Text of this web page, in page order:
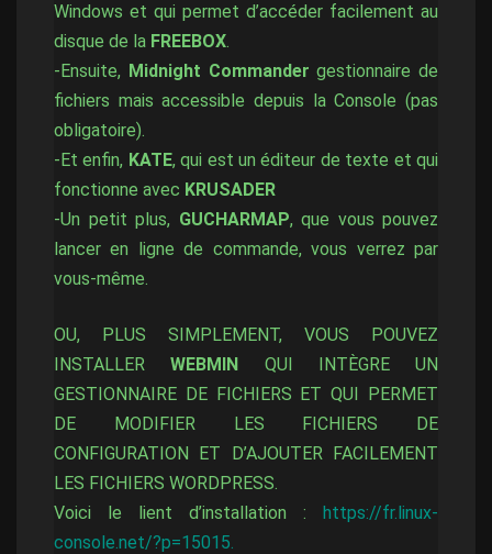
Windows et qui permet d’accéder facilement au
disque de la FREEBOX.
-Ensuite, Midnight Commander gestionnaire de
fichiers mais accessible depuis la Console (pas
obligatoire).
-Et enfin, KATE, qui est un éditeur de texte et qui
fonctionne avec KRUSADER
-Un petit plus, GUCHARMAP, que vous pouvez
lancer en ligne de commande, vous verrez par
vous-même.
OU, PLUS SIMPLEMENT, VOUS POUVEZ
INSTALLERWEBMIN QUI INTÈGRE UN
GESTIONNAIRE DE FICHIERS ET QUI PERMET
DE MODIFIER LES FICHIERS DE
CONFIGURATION ET D’AJOUTER FACILEMENT
LES FICHIERS WORDPRESS.
Voici le lient d’installation : https://fr.linux-
console.net/?p=15015.